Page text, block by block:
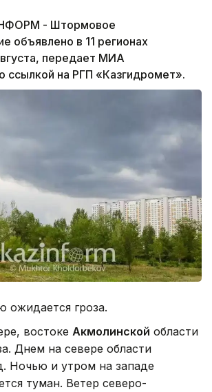
- Штормовое
объявлено в 11 регионах
передает МИА
ссылкой на РГП «Казгидромет».
ожидается гроза.
востоке Акмолинской области
Днем на севере области
Ночью и утром на западе
туман. Ветер северо-